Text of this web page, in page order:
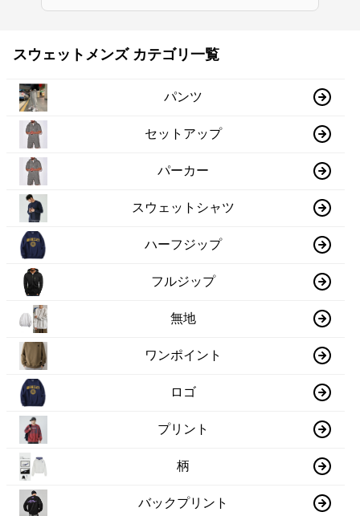
スウェットメンズ カテゴリ一覧
パンツ
セットアップ
パーカー
スウェットシャツ
ハーフジップ
フルジップ
無地
ワンポイント
ロゴ
プリント
柄
バックプリント